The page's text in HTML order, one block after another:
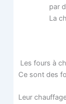
par
La
Les fours à
Ce sont des
Leur